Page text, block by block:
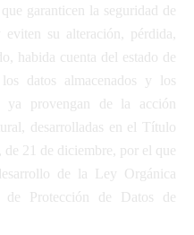
garanticen la seguridad de
su alteración, pérdida,
habida cuenta del estado de
datos almacenados y los
ya provengan de la acción
desarrolladas en el Título
21 de diciembre, por el que
de la Ley Orgánica
Protección de Datos de